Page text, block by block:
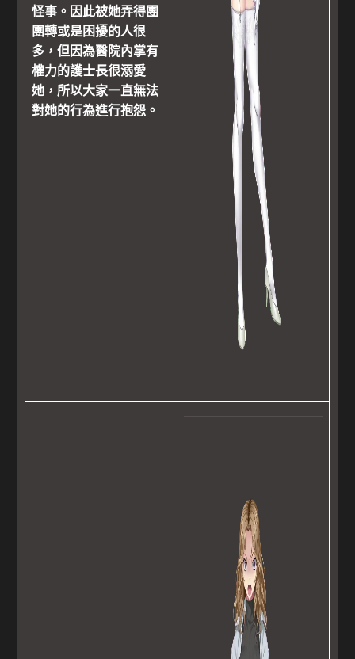
怪事。因此被她弄得團
團轉或是困擾的人很
多，但因為醫院內掌有
權力的護士長很溺愛
她，所以大家一直無法
對她的行為進行抱怨。